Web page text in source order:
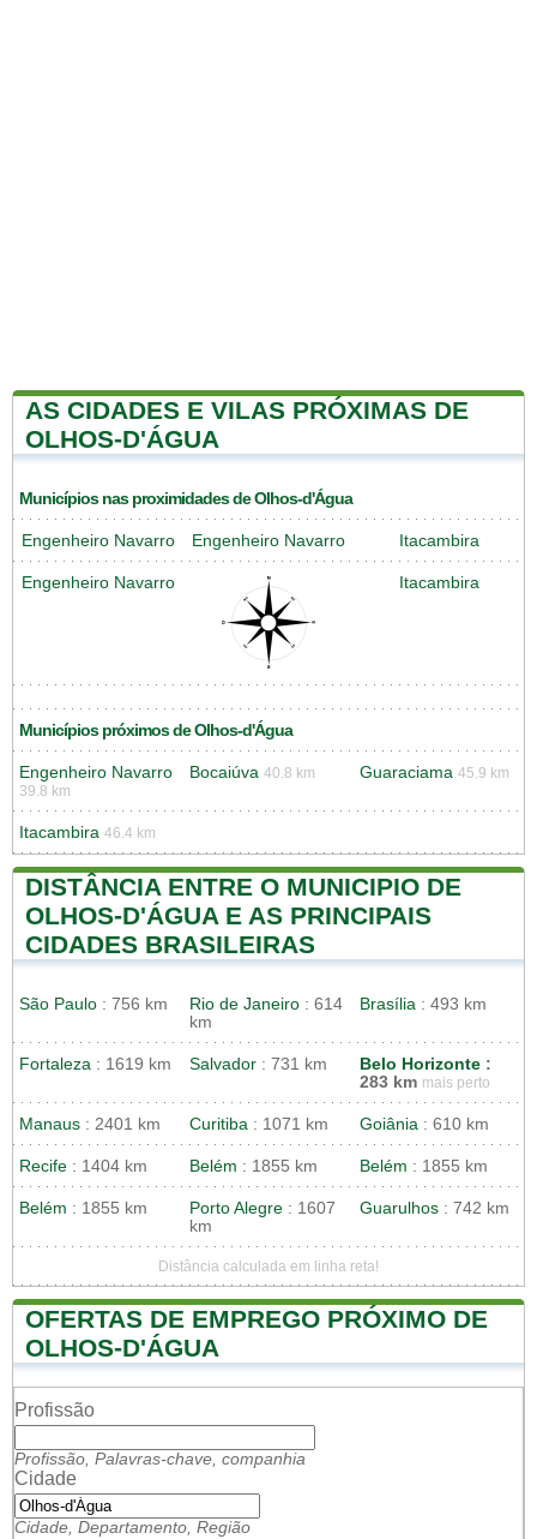
AS CIDADES E VILAS PRÓXIMAS DE
OLHOS-D'ÁGUA
Municípios nas proximidades de Olhos-d'Água
Engenheiro Navarro Engenheiro Navarro Itacambira
Engenheiro Navarro Itacambira
Municípios próximos de Olhos-d'Água
Engenheiro Navarro
39.8 km
Bocaiúva 40.8 km Guaraciama 45.9 km
Itacambira 46.4 km
DISTÂNCIA ENTRE O MUNICIPIO DE
OLHOS-D'ÁGUA E AS PRINCIPAIS
CIDADES BRASILEIRAS
São Paulo : 756 km Rio de Janeiro : 614
km
Brasília : 493 km
Fortaleza : 1619 km Salvador : 731 km Belo Horizonte :
283 km mais perto
Manaus : 2401 km Curitiba : 1071 km Goiânia : 610 km
Recife : 1404 km Belém : 1855 km Belém : 1855 km
Belém : 1855 km Porto Alegre : 1607
km
Guarulhos : 742 km
Distância calculada em linha reta!
OFERTAS DE EMPREGO PRÓXIMO DE
OLHOS-D'ÁGUA
Profissão
Profissão, Palavras-chave, companhia
Cidade
Cidade, Departamento, Região